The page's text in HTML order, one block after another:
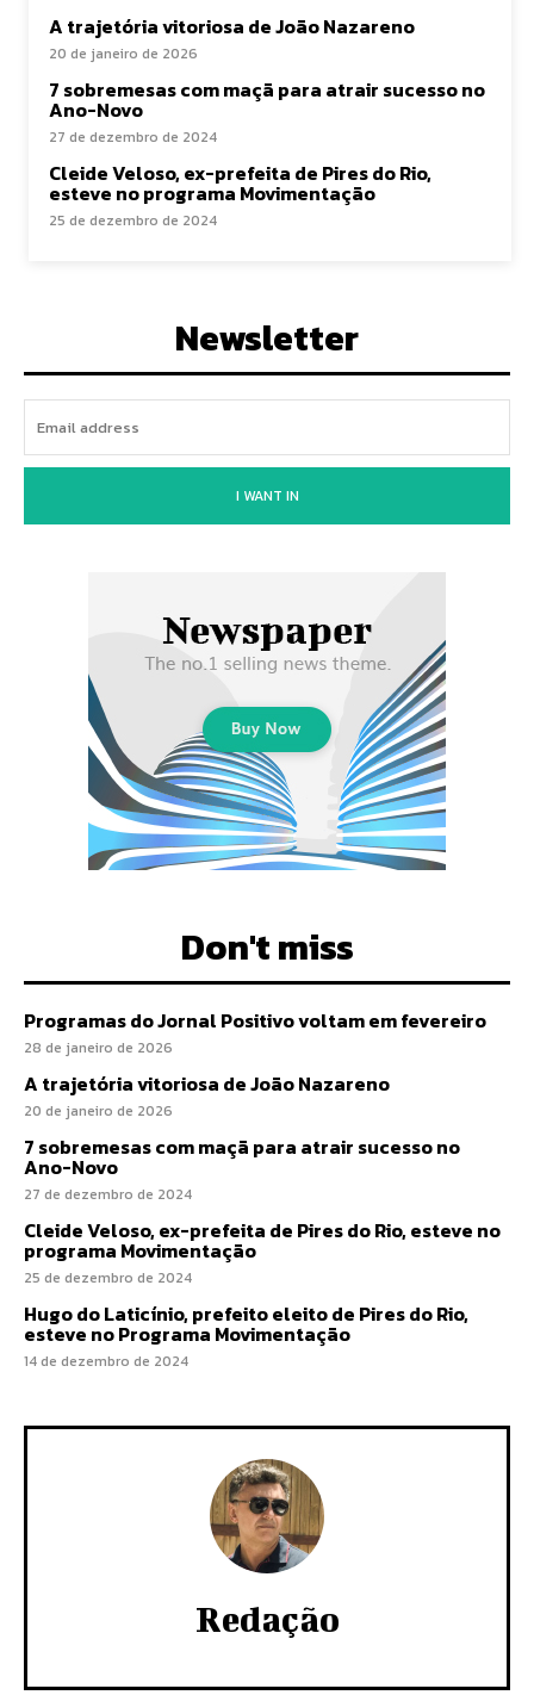
A trajetória vitoriosa de João Nazareno
20 de janeiro de 2026
7 sobremesas com maçã para atrair sucesso no
Ano-Novo
27 de dezembro de 2024
Cleide Veloso, ex-prefeita de Pires do Rio,
esteve no programa Movimentação
25 de dezembro de 2024
Newsletter
I WANT IN
Don't miss
Programas do Jornal Positivo voltam em fevereiro
28 de janeiro de 2026
A trajetória vitoriosa de João Nazareno
20 de janeiro de 2026
7 sobremesas com maçã para atrair sucesso no
Ano-Novo
27 de dezembro de 2024
Cleide Veloso, ex-prefeita de Pires do Rio, esteve no
programa Movimentação
25 de dezembro de 2024
Hugo do Laticínio, prefeito eleito de Pires do Rio,
esteve no Programa Movimentação
14 de dezembro de 2024
Redação